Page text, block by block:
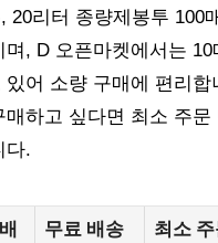
20리터 종량제봉투 100
, D 오픈마켓에서는 10
있어 소량 구매에 편리합
매하고 싶다면 최소 주문
다.
무료 배송
최소